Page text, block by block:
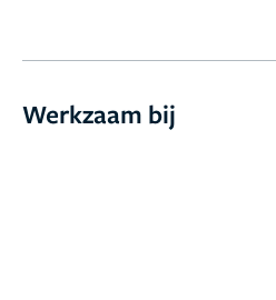
Werkzaam bij